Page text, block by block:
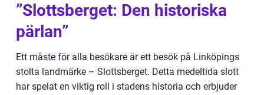
”Slottsberget: Den historiska
pärlan”
Ett måste för alla besökare är ett besök på Linköpings
stolta landmärke – Slottsberget. Detta medeltida slott
har spelat en viktig roll i stadens historia och erbjuder